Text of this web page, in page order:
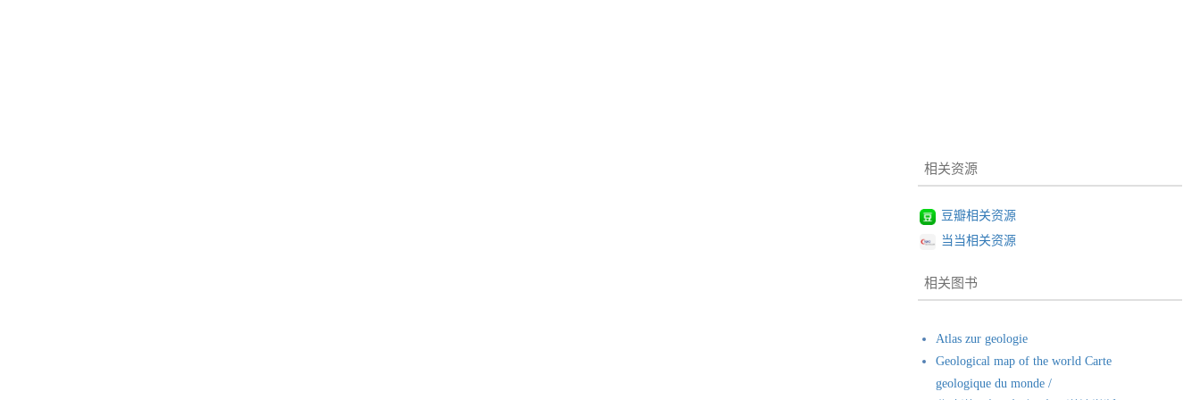
相关资源
豆瓣相关资源
当当相关资源
相关图书
Atlas zur geologie
Geological map of the world Carte
geologique du monde /